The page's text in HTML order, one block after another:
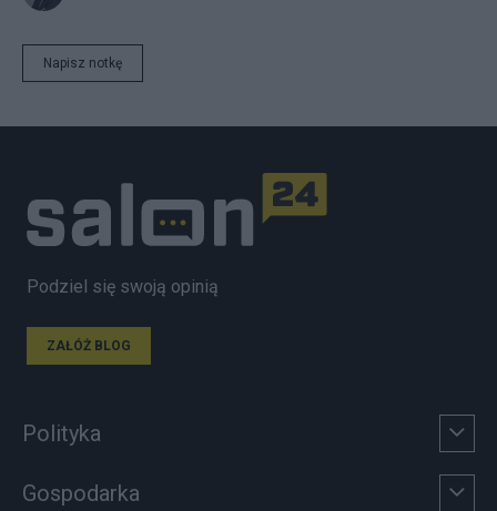
Napisz notkę
Podziel się swoją opinią
ZAŁÓŻ BLOG
Polityka
Gospodarka